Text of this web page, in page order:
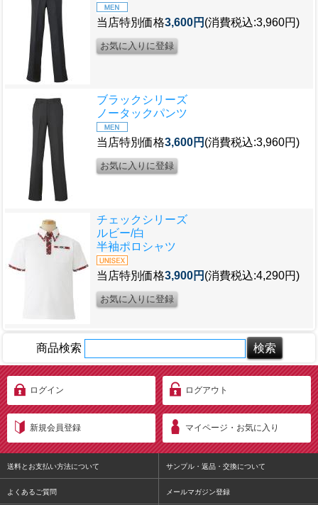
当店特別価格3,600円 (消費税込:3,960円)
ブラックシリーズ
ノータックパンツ
当店特別価格3,600円 (消費税込:3,960円)
チェックシリーズ
ルビー/白
半袖ポロシャツ
当店特別価格3,900円 (消費税込:4,290円)
商品検索
ログイン ログアウト
新規会員登録 マイページ・お気に入り
送料とお支払い方法について サンプル・返品・交換について
よくあるご質問 メールマガジン登録